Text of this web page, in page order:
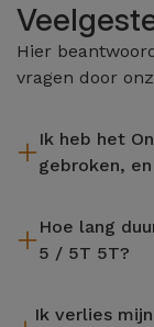
Hier
vragen door
Ik heb het
gebroken, en
garantie. Vind de
Hoe lang
5 / 5T 5T?
worden
Ik verlies